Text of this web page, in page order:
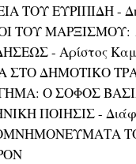
ΤΟΥ ΕΥΡΙΠΙΔΗ -
ΤΟΥ
- Αρίστος
ΔΗΜΟΤΙΚΟ
Ο ΣΟΦΟΣ
ΠΟΙΗΣΙΣ -